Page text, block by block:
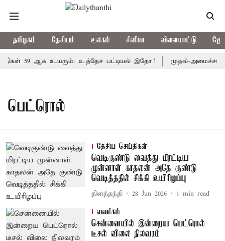
தமிழகம் தேசியம் உலகம் சினிமா விளையாட்டு
59 ஆக உயரும்: உத்தேச பட்டியல் இதோ! முதல்-அமைச்சர்
பெட்ரொல்
தேசிய செய்திகள்
வெடிகுண்டு வைத்து மிரட்டிய
முன்னாள் காதலன் அதே குண்டு
வெடித்ததில் சிக்கி உயிரிழப்பு
தினத்தந்தி 28 Jun 2026 1 min read
வணிகம்
சென்னையில் இன்றைய பெட்ரொல்
டீசல் விலை நிலவரம்